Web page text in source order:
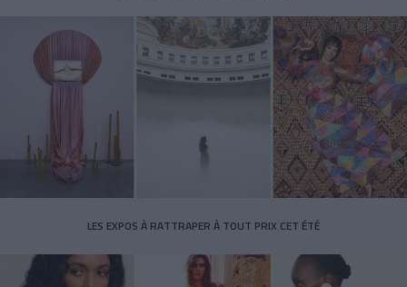
LES EXPOS À RATTRAPER À TOUT PRIX CET ÉTÉ